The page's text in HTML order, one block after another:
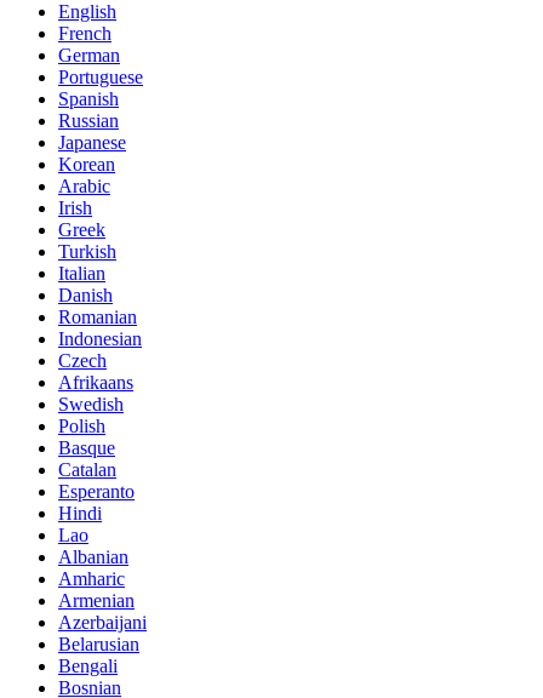
English
French
German
Portuguese
Spanish
Russian
Japanese
Korean
Arabic
Irish
Greek
Turkish
Italian
Danish
Romanian
Indonesian
Czech
Afrikaans
Swedish
Polish
Basque
Catalan
Esperanto
Hindi
Lao
Albanian
Amharic
Armenian
Azerbaijani
Belarusian
Bengali
Bosnian